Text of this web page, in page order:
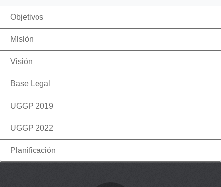
Objetivos
Misión
Visión
Base Legal
UGGP 2019
UGGP 2022
Planificación